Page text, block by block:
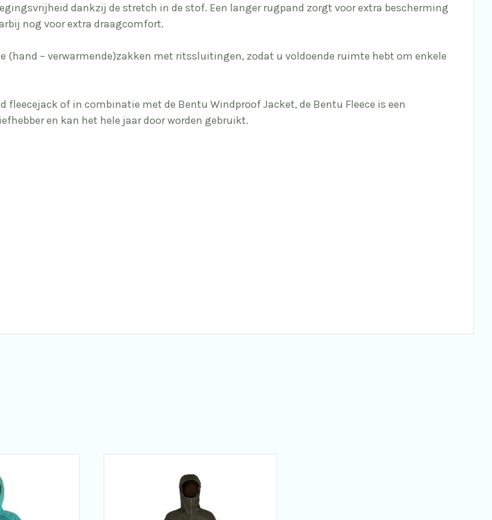
dankzij de stretch in de stof. Een langer rugpand zorgt voor extra bescherming
nog voor extra draagcomfort.
(hand – verwarmende)zakken met ritssluitingen, zodat u voldoende ruimte hebt om enkele
of in combinatie met de Bentu Windproof Jacket, de Bentu Fleece is een
en kan het hele jaar door worden gebruikt.